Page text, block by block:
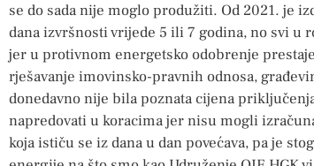
se do sada nije moglo produžiti. Od 2021. je
dana izvršnosti vrijede 5 ili 7 godina, no svi u
jer u protivnom energetsko odobrenje
rješavanje imovinsko-pravnih odnosa,
donedavno nije bila poznata cijena
napredovati u koracima jer nisu mogli
koja ističu se iz dana u dan povećava, pa je